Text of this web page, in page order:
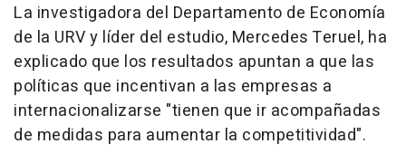
La investigadora del Departamento de Economía
de la URV y líder del estudio, Mercedes Teruel, ha
explicado que los resultados apuntan a que las
políticas que incentivan a las empresas a
internacionalizarse "tienen que ir acompañadas
de medidas para aumentar la competitividad".